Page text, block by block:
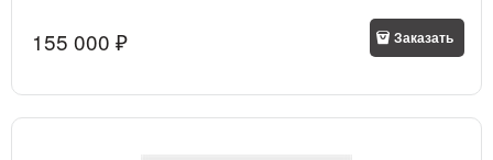
155 000 ₽ Заказать